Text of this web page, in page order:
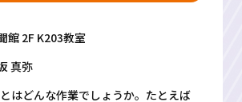
館 2F K203教室
真弥
はどんな作業でしょうか。たとえば